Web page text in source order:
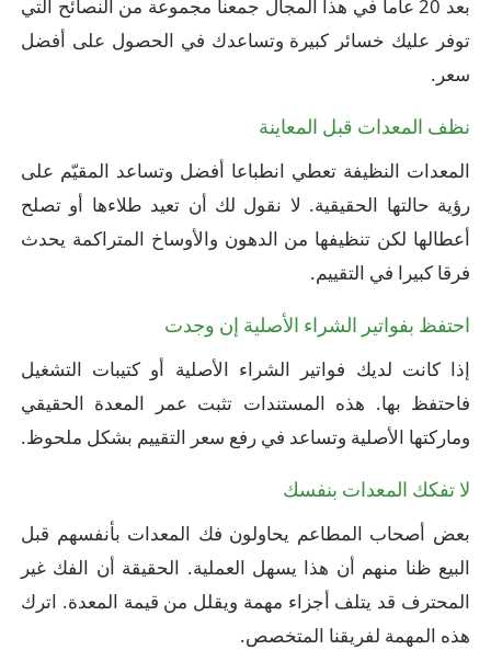
بعد 20 عاما في هذا المجال جمعنا مجموعة من النصائح التي
توفر عليك خسائر كبيرة وتساعدك في الحصول على أفضل
سعر.
نظف المعدات قبل المعاينة
المعدات النظيفة تعطي انطباعا أفضل وتساعد المقيّم على
رؤية حالتها الحقيقية. لا نقول لك أن تعيد طلاءها أو تصلح
أعطالها لكن تنظيفها من الدهون والأوساخ المتراكمة يحدث
فرقا كبيرا في التقييم.
احتفظ بفواتير الشراء الأصلية إن وجدت
إذا كانت لديك فواتير الشراء الأصلية أو كتيبات التشغيل
فاحتفظ بها. هذه المستندات تثبت عمر المعدة الحقيقي
وماركتها الأصلية وتساعد في رفع سعر التقييم بشكل ملحوظ.
لا تفكك المعدات بنفسك
بعض أصحاب المطاعم يحاولون فك المعدات بأنفسهم قبل
البيع ظنا منهم أن هذا يسهل العملية. الحقيقة أن الفك غير
المحترف قد يتلف أجزاء مهمة ويقلل من قيمة المعدة. اترك
هذه المهمة لفريقنا المتخصص.